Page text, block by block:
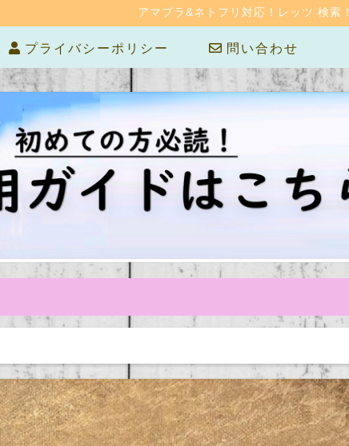
アマプラ&ネトフリ対応！レッツ 検索！
プライバシーポリシー 問い合わせ